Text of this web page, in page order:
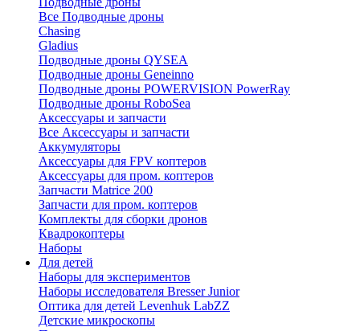
Все Подводные дроны
Chasing
Gladius
Подводные дроны QYSEA
Подводные дроны Geneinno
Подводные дроны POWERVISION PowerRay
Подводные дроны RoboSea
Аксессуары и запчасти
Все Аксессуары и запчасти
Аккумуляторы
Аксессуары для FPV коптеров
Аксессуары для пром. коптеров
Запчасти Matrice 200
Запчасти для пром. коптеров
Комплекты для сборки дронов
Квадрокоптеры
Наборы
Для детей
Наборы для экспериментов
Наборы исследователя Bresser Junior
Оптика для детей Levenhuk LabZZ
Детские микроскопы